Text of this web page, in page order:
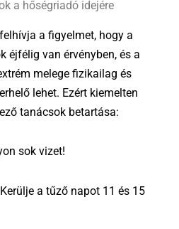
a hőségriadó idejére
a figyelmet, hogy a
éjfélig van érvényben, és a
melege fizikailag és
lehet. Ezért kiemelten
tanácsok betartása:
sok vizet!
Kerülje a tűző napot 11 és 15